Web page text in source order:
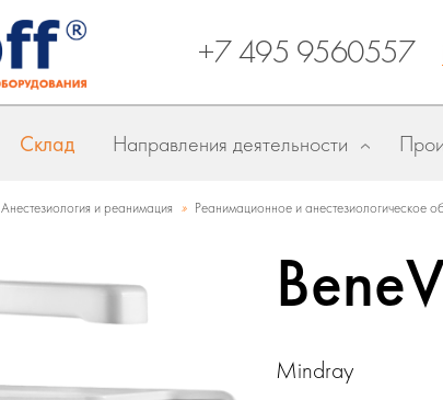
+7 495 9560557
Склад Направления деятельности
Анестезиология и реанимация » Реанимационное и анестезиологическое
Mindray